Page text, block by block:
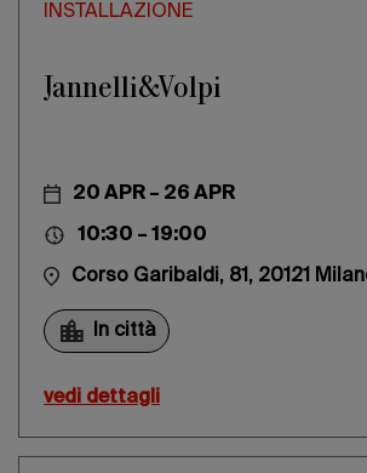
INSTALLAZIONE
Jannelli&Volpi
20 APR – 26 APR
10:30 – 19:00
Corso Garibaldi, 81, 20121
In città
vedi dettagli